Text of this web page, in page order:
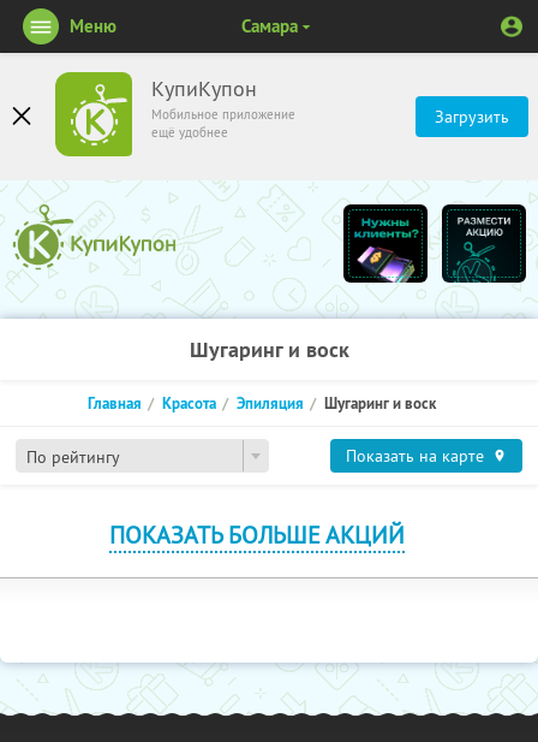
КупиКупон
Мобильное приложение
ещё удобнее
Загрузить
Меню Самара
Шугаринг и воск
По рейтингу
Главная Красота Эпиляция Шугаринг и воск
Показать на карте
ПОКАЗАТЬ БОЛЬШЕ АКЦИЙ